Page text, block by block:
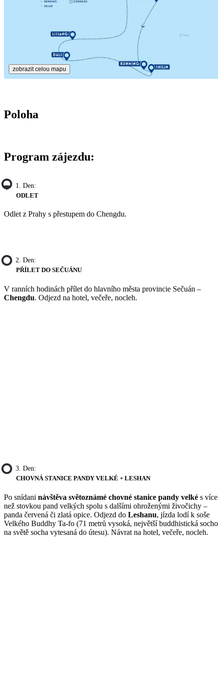
zobrazit celou mapu
Poloha
Program zájezdu:
1. Den:
ODLET
Odlet z Prahy s přestupem do Chengdu.
2. Den:
PŘÍLET DO SEČUÁNU
V ranních hodinách přílet do hlavního města provincie Sečuán –
Chengdu. Odjezd na hotel, večeře, nocleh.
3. Den:
CHOVNÁ STANICE PANDY VELKÉ + LESHAN
Po snídani návštěva světoznámé chovné stanice pandy velké s více
než stovkou pand velkých spolu s dalšími ohroženými živočichy –
panda červená či zlatá opice. Odjezd do Leshanu, jízda lodí k soše
Velkého Buddhy Ta-fo (71 metrů vysoká, největší buddhistická
na světě socha vytesaná do útesu). Návrat na hotel, večeře, nocleh.